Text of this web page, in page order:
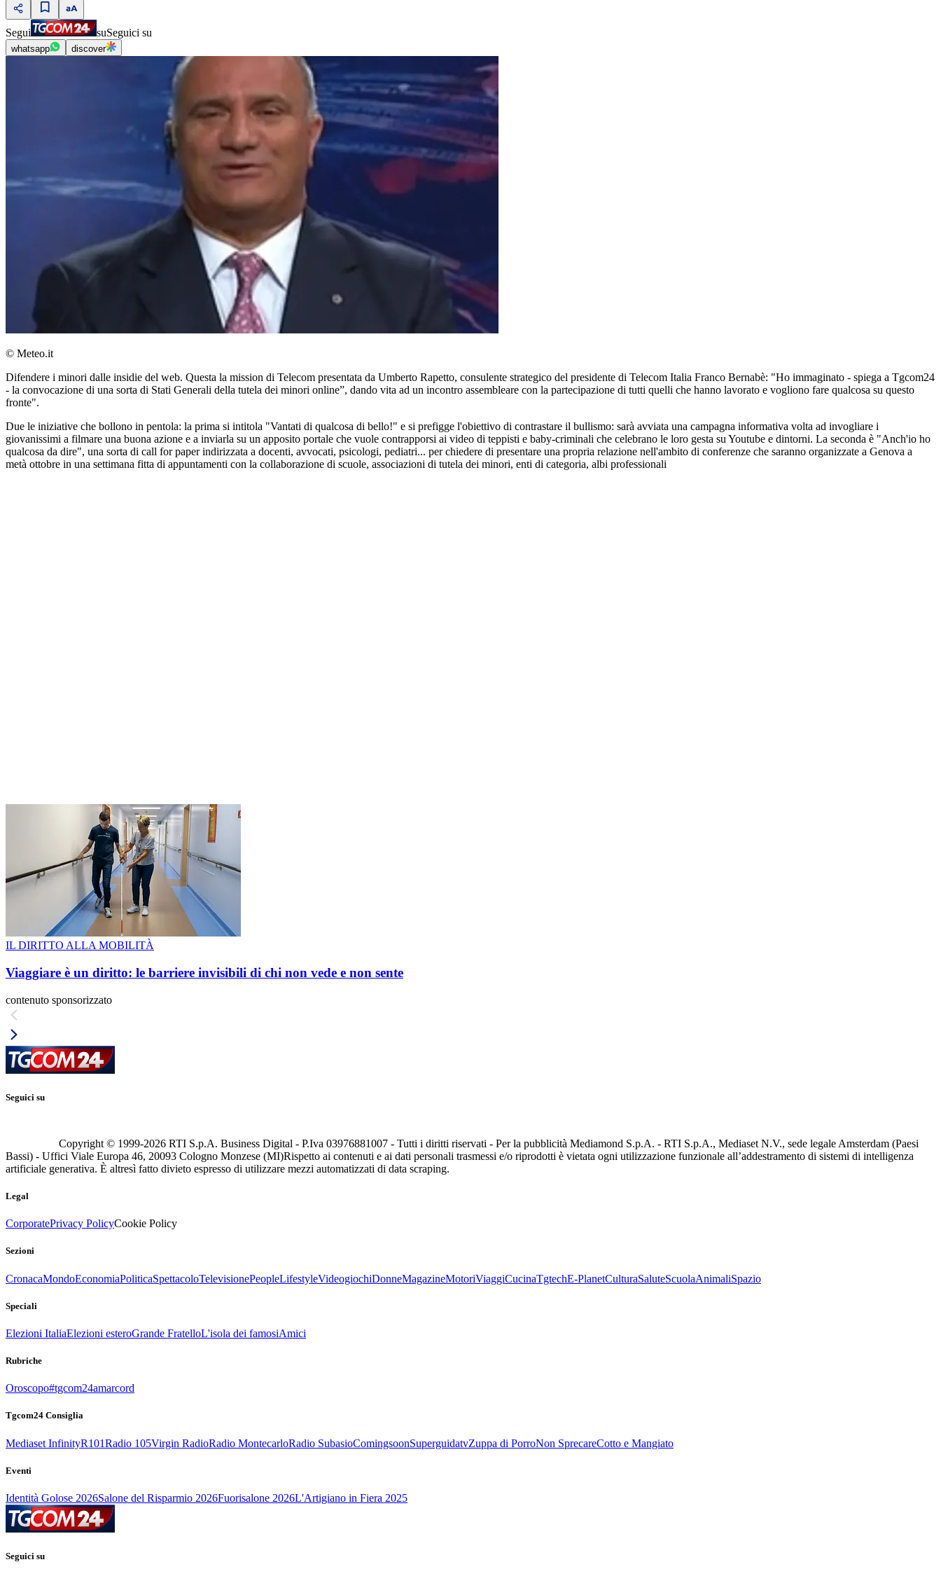
Segui suSeguici su
whatsapp discover
© Meteo.it
Difendere i minori dalle insidie del web. Questa la mission di Telecom presentata da Umberto Rapetto, consulente strategico del presidente di Telecom Italia Franco Bernabè: "Ho immaginato - spiega a Tgcom24
- la convocazione di una sorta di Stati Generali della tutela dei minori online”, dando vita ad un incontro assembleare con la partecipazione di tutti quelli che hanno lavorato e vogliono fare qualcosa su questo
fronte".
Due le iniziative che bollono in pentola: la prima si intitola "Vantati di qualcosa di bello!" e si prefigge l'obiettivo di contrastare il bullismo: sarà avviata una campagna informativa volta ad invogliare i
giovanissimi a filmare una buona azione e a inviarla su un apposito portale che vuole contrapporsi ai video di teppisti e baby-criminali che celebrano le loro gesta su Youtube e dintorni. La seconda è "Anch'io ho
qualcosa da dire", una sorta di call for paper indirizzata a docenti, avvocati, psicologi, pediatri... per chiedere di presentare una propria relazione nell'ambito di conferenze che saranno organizzate a Genova a
metà ottobre in una settimana fitta di appuntamenti con la collaborazione di scuole, associazioni di tutela dei minori, enti di categoria, albi professionali
IL DIRITTO ALLA MOBILITÀ
Viaggiare è un diritto: le barriere invisibili di chi non vede e non sente
contenuto sponsorizzato
Seguici su
Copyright © 1999-2026 RTI S.p.A. Business Digital - P.Iva 03976881007 - Tutti i diritti riservati - Per la pubblicità Mediamond S.p.A. - RTI S.p.A., Mediaset N.V., sede legale Amsterdam (Paesi
Bassi) - Uffici Viale Europa 46, 20093 Cologno Monzese (MI)Rispetto ai contenuti e ai dati personali trasmessi e/o riprodotti è vietata ogni utilizzazione funzionale all’addestramento di sistemi di intelligenza
artificiale generativa. È altresì fatto divieto espresso di utilizzare mezzi automatizzati di data scraping.
Legal
CorporatePrivacy PolicyCookie Policy
Sezioni
CronacaMondoEconomiaPoliticaSpettacoloTelevisionePeopleLifestyleVideogiochiDonneMagazineMotoriViaggiCucinaTgtechE-PlanetCulturaSaluteScuolaAnimaliSpazio
Speciali
Elezioni ItaliaElezioni esteroGrande FratelloL'isola dei famosiAmici
Rubriche
Oroscopo#tgcom24amarcord
Tgcom24 Consiglia
Mediaset InfinityR101Radio 105Virgin RadioRadio MontecarloRadio SubasioComingsoonSuperguidatvZuppa di PorroNon SprecareCotto e Mangiato
Eventi
Identità Golose 2026Salone del Risparmio 2026Fuorisalone 2026L'Artigiano in Fiera 2025
Seguici su